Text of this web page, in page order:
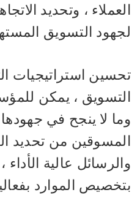
، وتحديد
التسويق
استراتيجيات
، يمكن
لا ينجح في جهودها
من تحديد
عالية الأداء ،
الموارد